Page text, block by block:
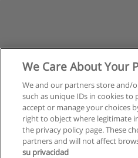
Página 1
We Care About Your
We and our partners store and/
such as unique IDs in cookies to
accept or manage your choices
right to object where legitimate
the privacy policy page. These
partners and will not affect
su privacidad